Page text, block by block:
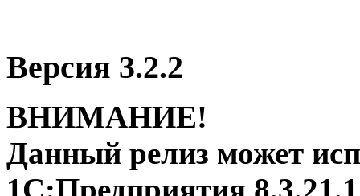
Версия 3.2.2
ВНИМАНИЕ!
Данный релиз может